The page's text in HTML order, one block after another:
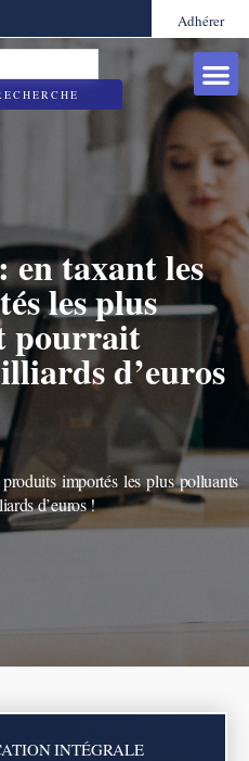
Adhérer
en taxant les
les plus
pourrait
d’euros
importés les plus polluants
d’euros !
INTÉGRALE